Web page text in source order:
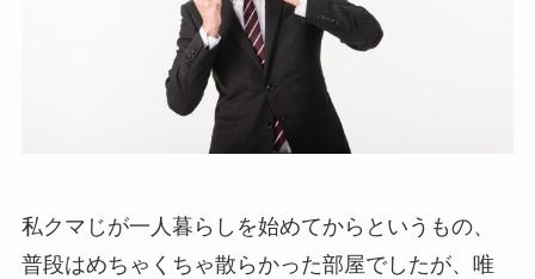
私クマじが一人暮らしを始めてからというもの、
普段はめちゃくちゃ散らかった部屋でしたが、唯